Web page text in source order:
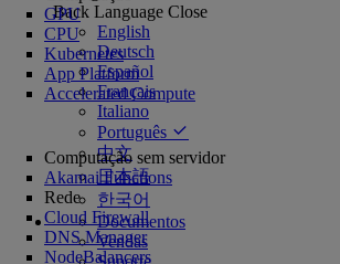
Back Language Close
English
Deutsch
Español
Français
Italiano
Português
中文
日本語
한국어
Documentos
Vendas
GPU
CPU
Kubernetes
App Platform
Accelerated Compute
Computação sem servidor
Akamai Functions
Rede
Cloud Firewall
DNS Manager
NodeBalancers